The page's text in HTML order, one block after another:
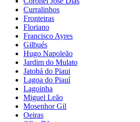
Curralinhos
Fronteiras
Floriano
Francisco Ayres
Gilbués
Hugo Napoleão
Jardim do Mulato
Jatobá do Piaui
Lagoa do Piauí
Lagoinha
Miguel Leão
Mosenhor Gil
Oeiras